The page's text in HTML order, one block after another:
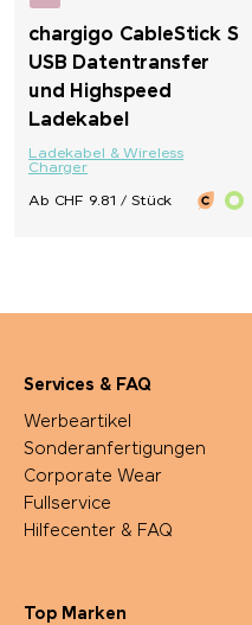
chargigo CableStick S
USB Datentransfer
und Highspeed
Ladekabel
Ladekabel & Wireless
Charger
Ab CHF 9.81 / Stück
Services & FAQ
Werbeartikel
Sonderanfertigungen
Corporate Wear
Fullservice
Hilfecenter & FAQ
Top Marken
PEZ
Peugeot Saveurs
Philips
Pringels
Prodir
Pure Waste